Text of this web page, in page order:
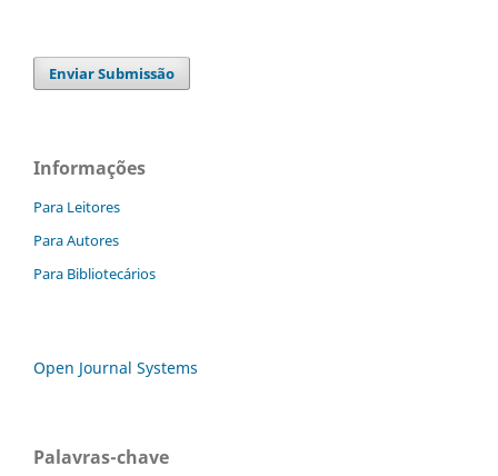
Enviar Submissão
Informações
Para Leitores
Para Autores
Para Bibliotecários
Open Journal Systems
Palavras-chave